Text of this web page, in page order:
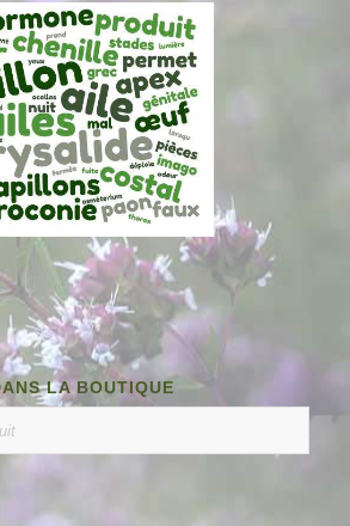
LA BOUTIQUE